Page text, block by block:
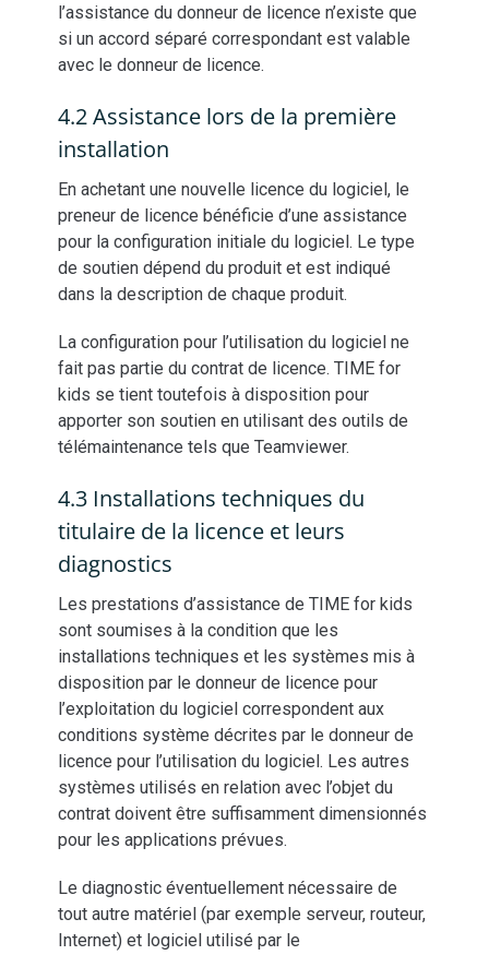
l’assistance du donneur de licence n’existe que
si un accord séparé correspondant est valable
avec le donneur de licence.
4.2 Assistance lors de la première
installation
En achetant une nouvelle licence du logiciel, le
preneur de licence bénéficie d’une assistance
pour la configuration initiale du logiciel. Le type
de soutien dépend du produit et est indiqué
dans la description de chaque produit.
La configuration pour l’utilisation du logiciel ne
fait pas partie du contrat de licence. TIME for
kids se tient toutefois à disposition pour
apporter son soutien en utilisant des outils de
télémaintenance tels que Teamviewer.
4.3 Installations techniques du
titulaire de la licence et leurs
diagnostics
Les prestations d’assistance de TIME for kids
sont soumises à la condition que les
installations techniques et les systèmes mis à
disposition par le donneur de licence pour
l’exploitation du logiciel correspondent aux
conditions système décrites par le donneur de
licence pour l’utilisation du logiciel. Les autres
systèmes utilisés en relation avec l’objet du
contrat doivent être suffisamment dimensionnés
pour les applications prévues.
Le diagnostic éventuellement nécessaire de
tout autre matériel (par exemple serveur, routeur,
Internet) et logiciel utilisé par le